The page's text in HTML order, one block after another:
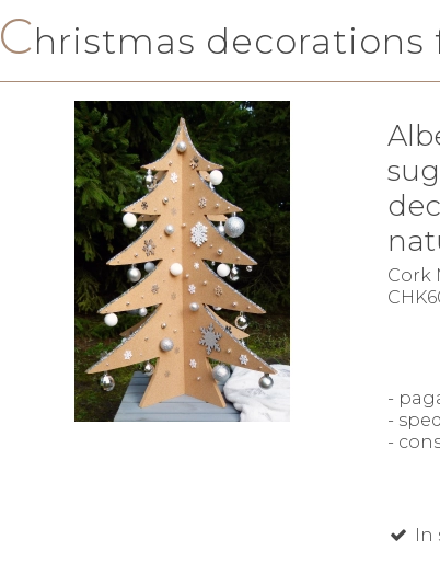
Christmas decorations
Cork
-
-
-
In